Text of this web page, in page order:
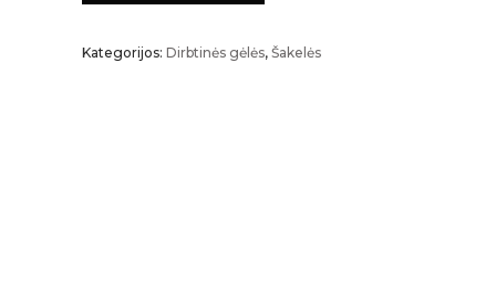
Kategorijos: Dirbtinės gėlės, Šakelės